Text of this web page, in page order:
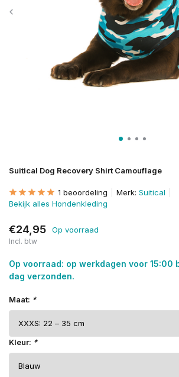
Suitical Dog Recovery Shirt Camouflage
1 beoordeling Merk: Suitical
Bekijk alles Hondenkleding
€24,95 Op voorraad
Incl. btw
Op voorraad: op werkdagen voor 15:00
dag verzonden.
Maat: *
Kleur: *